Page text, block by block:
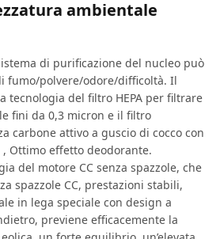
ambientale
di purificazione del nucleo può
fumo/polvere/odore/difficoltà. Il
tecnologia del filtro HEPA per filtrare
fini da 0,3 micron e il filtro
carbone attivo a guscio di cocco con
Ottimo effetto deodorante.
del motore CC senza spazzole, che
spazzole CC, prestazioni stabili,
in lega speciale con design a
previene efficacemente la